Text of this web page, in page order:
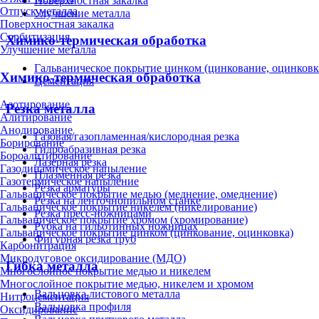
Отпуск металла
Поверхностная закалка
Сорбитизация
Улучшение металла
Химико-термическая обработка
Азотирование
Алитирование
Анодирование
Борирование
Бороалитирование
Газодинамическое напыление
Газотермическое напыление
Гальваническое покрытие медью (меднение, омеднение)
Гальваническое покрытие никелем (никелирование)
Гальваническое покрытие хромом (хромирование)
Гальваническое покрытие цинком (цинкование, оцинковка)
Карбонитрация
Микродуговое оксидирование (МДО)
Многослойное покрытие медью и никелем
Многослойное покрытие медью, никелем и хромом
Нитроцементация
Оксидирование
Улучшение металла
Химико-термическая обработка
Гальваническое покрытие цинком (цинкование,
Цементация
Резка металла
Газовая/газопламенная/кислородная резка
Гидроабразивная резка
Лазерная резка
Плазменная резка
Резка арматуры
Резка на ленточнопильном станке
Резка пресс-ножницами
Рубка на гильотинных ножницах
Фигурная резка труб
Гибка металла
Вальцовка листового металла
Вальцовка профиля